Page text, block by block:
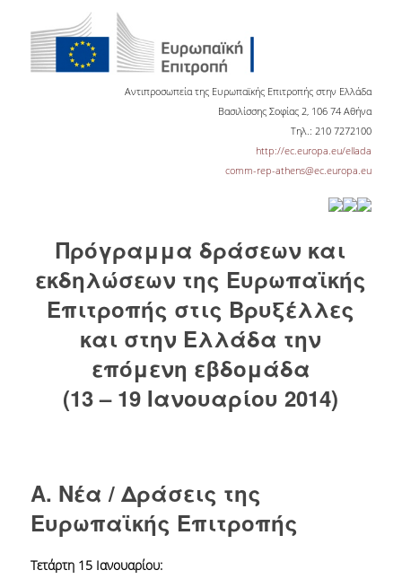
ΕΝΤΥΠΕΣ ΣΥΛΛΟΓΕΣ
ΨΗΦΙΑΚΕΣ ΠΗΓΕΣ
ΚΕΝΤΡΑ ΤΕΚΜΗΡΙΩΣΗΣ
ΟΟΣΑ
Π.Ο.Τ
ΥΠΗΡΕΣΙΕΣ
ΑΝΑΓΝΩΣΤΗΡΙΟ
ΔΑΝΕΙΣΜΟΣ
ΦΩΤΟΤΥΠΗΣΗ –
ΕΚΤΥΠΩΣΗ
Αντιπροσωπεία της Ευρωπαϊκής Επιτροπής στην Ελλάδα
Βασιλίσσης Σοφίας 2, 106 74 Αθήνα
Τηλ.: 210 7272100
http://ec.europa.eu/ellada
comm-rep-athens@ec.europa.eu
Πρόγραμμα δράσεων και
εκδηλώσεων της Ευρωπαϊκής
Επιτροπής στις Βρυξέλλες
και στην Ελλάδα την
επόμενη εβδομάδα
(13 – 19 Ιανουαρίου 2014)
A. Νέα / Δράσεις της
Ευρωπαϊκής Επιτροπής
Τετάρτη 15 Ιανουαρίου: